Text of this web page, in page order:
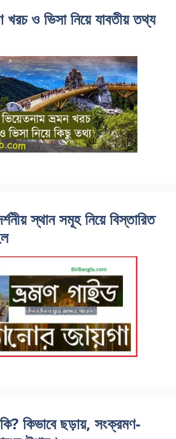
খরচ ও ভিসা নিয়ে যাবতীয় তথ্য
স্থান সমূহ নিয়ে বিস্তারিত
কিভাবে ছড়ায়, সংক্রমণ-